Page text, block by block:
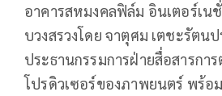
อาคารสหมงคลฟิล์ม อินเตอร์เ
บวงสรวงโดย จาตุศม เตชะรัตน
ประธานกรรมการฝ่ายสื่อสารกา
โปรดิวเซอร์ของภาพยนตร์ พร้อ